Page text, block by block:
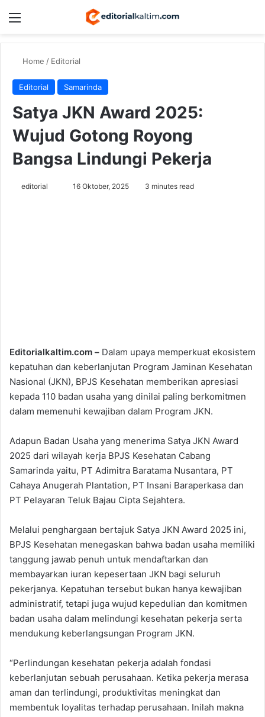
Menu
Home / Editorial
Editorial Samarinda
Satya JKN Award 2025:
Wujud Gotong Royong
Bangsa Lindungi Pekerja
editorial
Send16 Oktober, 2025 3 minutes read
Editorialkaltim.com – Dalam upaya memperkuat ekosistem
kepatuhan dan keberlanjutan Program Jaminan Kesehatan
Nasional (JKN), BPJS Kesehatan memberikan apresiasi
kepada 110 badan usaha yang dinilai paling berkomitmen
dalam memenuhi kewajiban dalam Program JKN.
Adapun Badan Usaha yang menerima Satya JKN Award
2025 dari wilayah kerja BPJS Kesehatan Cabang
Samarinda yaitu, PT Adimitra Baratama Nusantara, PT
Cahaya Anugerah Plantation, PT Insani Baraperkasa dan
PT Pelayaran Teluk Bajau Cipta Sejahtera.
Melalui penghargaan bertajuk Satya JKN Award 2025 ini,
BPJS Kesehatan menegaskan bahwa badan usaha memiliki
tanggung jawab penuh untuk mendaftarkan dan
membayarkan iuran kepesertaan JKN bagi seluruh
pekerjanya. Kepatuhan tersebut bukan hanya kewajiban
administratif, tetapi juga wujud kepedulian dan komitmen
badan usaha dalam melindungi kesehatan pekerja serta
mendukung keberlangsungan Program JKN.
“Perlindungan kesehatan pekerja adalah fondasi
keberlanjutan sebuah perusahaan. Ketika pekerja merasa
aman dan terlindungi, produktivitas meningkat dan
membentuk loyalitas terhadap perusahaan. Inilah makna